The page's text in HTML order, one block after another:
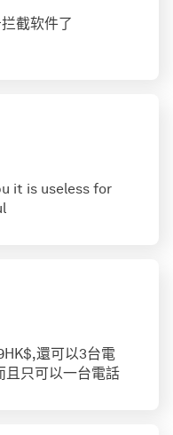
截软件了
it is useless for
還可以3台電
且只可以一台電話